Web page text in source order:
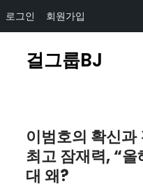
로그인 회원가입
걸그룹BJ
이범호의 확신
최고 잠재력, “올
대 왜?